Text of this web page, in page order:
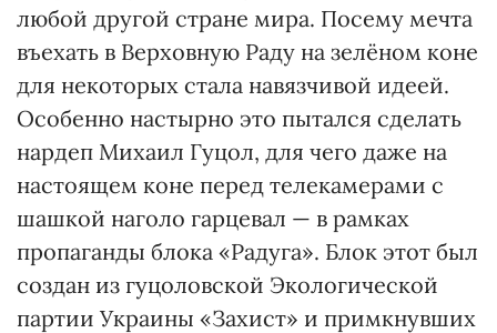
любой другой стране мира. Посему мечта
въехать в Верховную Раду на зелёном коне
для некоторых стала навязчивой идеей.
Особенно настырно это пытался сделать
нардеп Михаил Гуцол, для чего даже на
настоящем коне перед телекамерами с
шашкой наголо гарцевал — в рамках
пропаганды блока «Радуга». Блок этот был
создан из гуцоловской Экологической
партии Украины «Захист» и примкнувших